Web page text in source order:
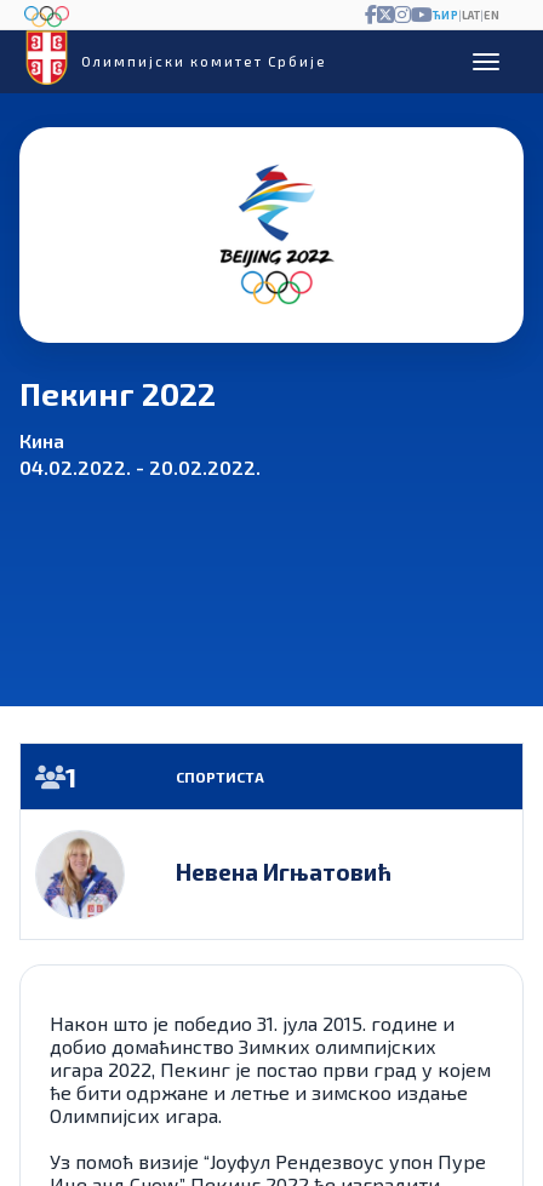
Олимпијски комитет Србије
ЋИР|LAT|EN
Пекинг 2022
Кина
04.02.2022. - 20.02.2022.
1 СПОРТИСТА
Невена Игњатовић
Након што је победио 31. јула 2015. године и
добио домаћинство Зимких олимпијских
игара 2022, Пекинг је постао први град у којем
ће бити одржане и летње и зимскоо издање
Олимпијсих игара.
Уз помоћ визије “Јоyфул Рендезвоус упон Пуре